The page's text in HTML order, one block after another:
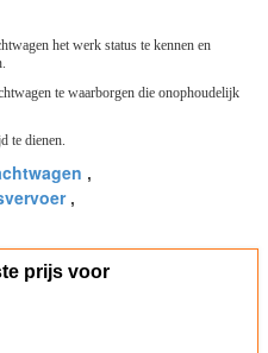
het werk status te kennen en
te waarborgen die onophoudelijk
te dienen.
,
,
prijs voor